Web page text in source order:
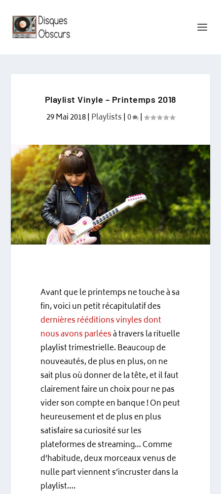
Playlist Vinyle – Printemps 2018
29 Mai 2018| Playlists|0 |
Avant que le printemps ne touche à sa
fin, voici un petit récapitulatif des
dernières rééditions vinyles dont
nous avons parléesà travers la rituelle
playlist trimestrielle. Beaucoup de
nouveautés, de plus en plus, on ne
sait plus où donner de la tête, et il faut
clairement faire un choix pour ne pas
vider son compte en banque ! On peut
heureusement et de plus en plus
satisfaire sa curiosité sur les
plateformes de streaming… Comme
d’habitude, deux morceaux venus de
nulle part viennent s’incruster dans la
playlist….